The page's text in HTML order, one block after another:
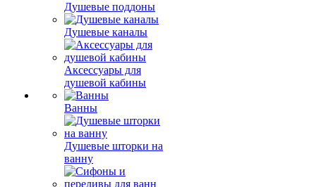
Душевые поддоны
Душевые каналы
Аксессуары для
душевой кабины
Ванны
Душевые шторки на
ванну